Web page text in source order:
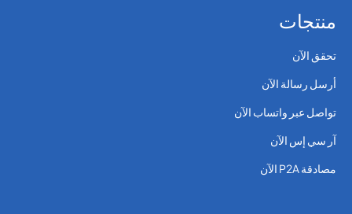
منتجات
تحقق الآن
أرسل رسالة الآن
تواصل عبر واتساب الآن
آر سي إس الآن
مصادقة P2A الآن